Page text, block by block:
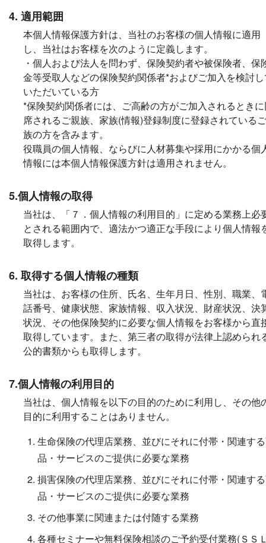
4. 適用範囲
本個人情報保護方針は、当社のお客様の個人情報に適用
し、当社はお客様を次のように定義します。
・個人および法人を問わず、保険契約者や被保険者、保
金等受取人などの保険契約関係者*およびご加入を検討
いただいている方
*保険契約関係者には、ご高齢の方がご加入されるとき
席されるご親族、家族(情報)登録制度に登録されている
族の方を含みます。
役職員の個人情報、ならびに人材募集や採用にかかる個
情報には本個人情報保護方針は適用されません。
5.個人情報の取得
当社は、「７．個人情報の利用目的」に定める業務上必
とされる範囲内で、適法かつ適正な手段により個人情報
取得します。
6. 取得する個人情報の種類
当社は、お客様の住所、氏名、生年月日、性別、職業、
話番号、健康状態、家族情報、収入状況、財産状況、決
状況、その他保険契約に必要な個人情報をお客様から直
取得しています。また、第三者の取得が法律上認められ
公的書類からも取得します。
7.個人情報の利用目的
当社は、個人情報を以下の目的のために利用し、その他
目的に利用することはありません。
生命保険の代理店業務、並びにそれに付帯・関連す
品・サービスのご提供に必要な業務
損害保険の代理店業務、並びにそれに付帯・関連す
品・サービスのご提供に必要な業務
その他事業に関連または付随する業務
各種セミナーや無料保険相談のご予約受付業務(ＳＳ